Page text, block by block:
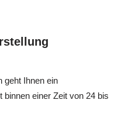
geht Ihnen ein
einer Zeit von 24 bis